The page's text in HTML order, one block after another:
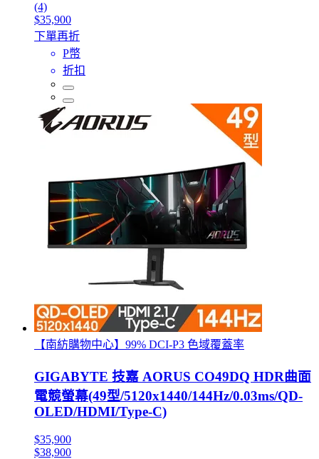
(4)
$35,900
下單再折
P幣
折扣
【南紡購物中心】99% DCI-P3 色域覆蓋率
GIGABYTE 技嘉 AORUS CO49DQ HDR曲面
電競螢幕(49型/5120x1440/144Hz/0.03ms/QD-
OLED/HDMI/Type-C)
$35,900
$38,900